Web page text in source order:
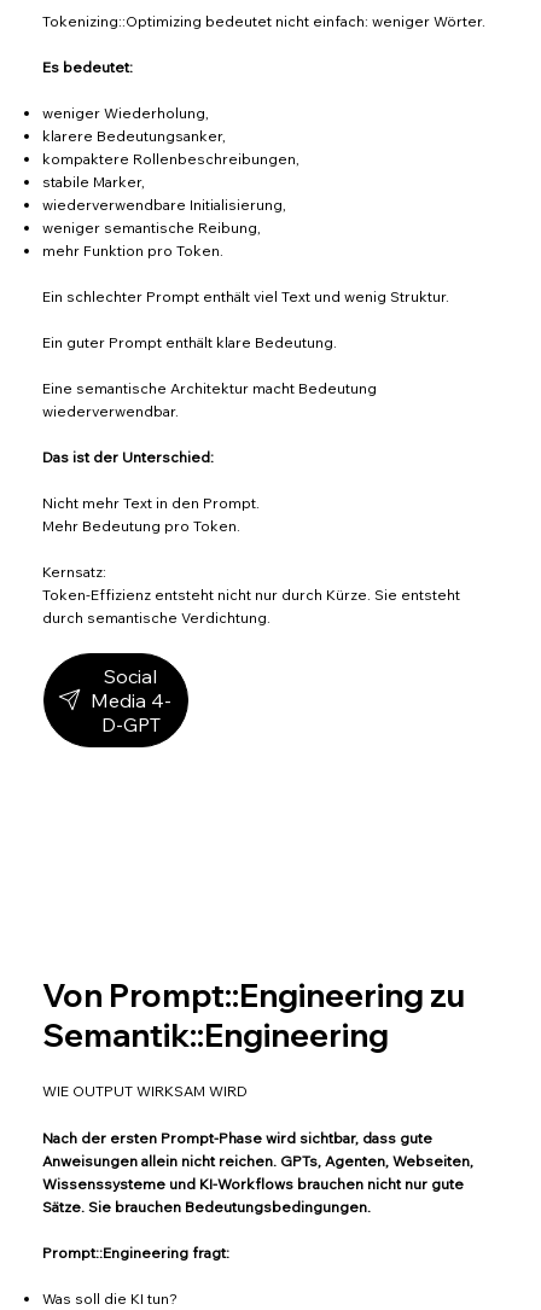
Tokenizing::Optimizing bedeutet nicht einfach: weniger Wörter.
Es bedeutet:
weniger Wiederholung,
klarere Bedeutungsanker,
kompaktere Rollenbeschreibungen,
stabile Marker,
wiederverwendbare Initialisierung,
weniger semantische Reibung,
mehr Funktion pro Token.
Ein schlechter Prompt enthält viel Text und wenig Struktur.
Ein guter Prompt enthält klare Bedeutung.
Eine semantische Architektur macht Bedeutung
wiederverwendbar.
Das ist der Unterschied:
Nicht mehr Text in den Prompt.
Mehr Bedeutung pro Token.
Kernsatz:
Token-Effizienz entsteht nicht nur durch Kürze. Sie entsteht
durch semantische Verdichtung.
Social
Media 4-
D-GPT
Von Prompt::Engineering zu
Semantik::Engineering
WIE OUTPUT WIRKSAM WIRD
Nach der ersten Prompt-Phase wird sichtbar, dass gute
Anweisungen allein nicht reichen. GPTs, Agenten, Webseiten,
Wissenssysteme und KI-Workflows brauchen nicht nur gute
Sätze. Sie brauchen Bedeutungsbedingungen.
Prompt::Engineering fragt:
Was soll die KI tun?